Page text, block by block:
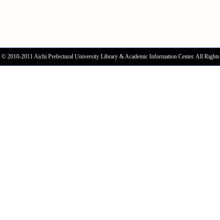
2010-2011 Aichi Prefectural University Library & Academic Information Center. All Rights